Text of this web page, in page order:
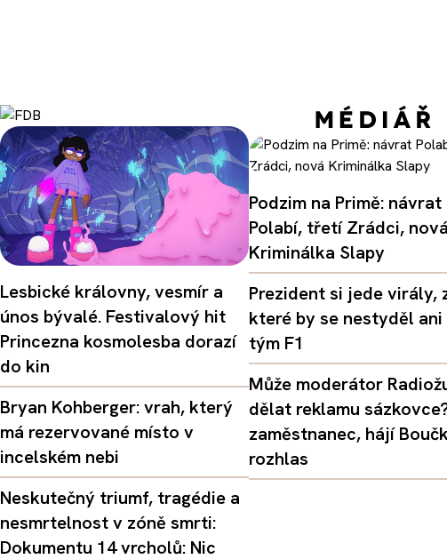
Lesbické královny, vesmír a
únos bývalé. Festivalový hit
Princezna kosmolesba dorazí
do kin
Bryan Kohberger: vrah, který
má rezervované místo v
incelském nebi
Neskutečný triumf, tragédie a
nesmrtelnost v zóně smrti:
Dokumentu 14 vrcholů: Nic
Podzim na Primě: návrat
Polabí, třetí Zrádci, nová
Kriminálka Slapy
Prezident si jede virály,
které by se nestyděl
tým F1
Může moderátor
dělat reklamu
zaměstnanec, hájí
rozhlas